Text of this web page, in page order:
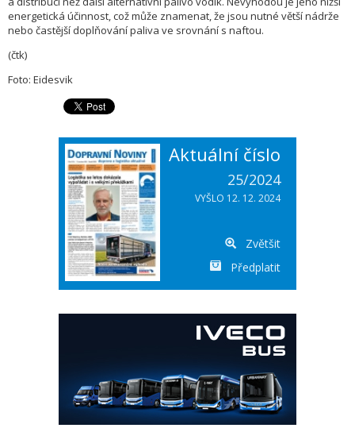
energetická účinnost, což může znamenat, že jsou nutné větší nádrže
nebo častější doplňování paliva ve srovnání s naftou.
(čtk)
Foto: Eidesvik
Aktuální číslo
25/2024
VYŠLO 12. 12. 2024
Zvětšit
Předplatit